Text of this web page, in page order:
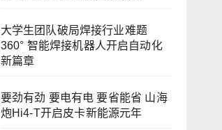
大学生团队破局焊接行业难题
360° 智能焊接机器人开启自动化
新篇章
要劲有劲 要电有电 要省能省 山海
炮Hi4-T开启皮卡新能源元年